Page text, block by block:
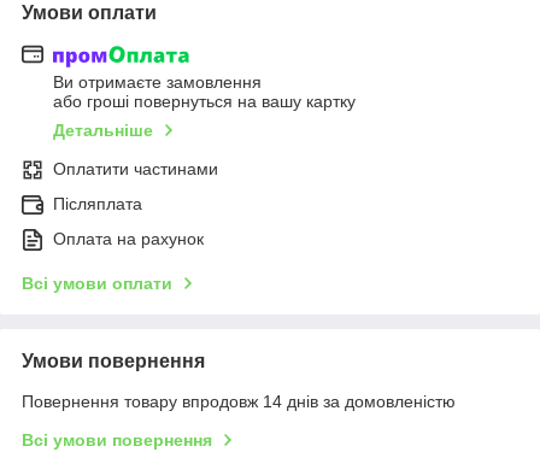
Умови оплати
Ви отримаєте замовлення
або гроші повернуться на вашу картку
Детальніше
Оплатити частинами
Післяплата
Оплата на рахунок
Всі умови оплати
Умови повернення
Повернення товару впродовж 14 днів за домовленістю
Всі умови повернення